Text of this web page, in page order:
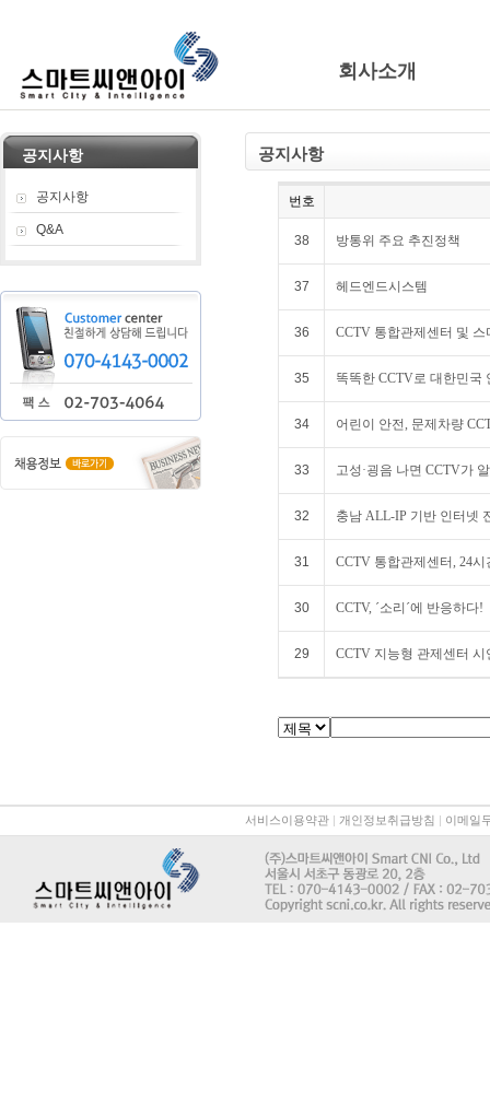
회사소개
공지사항
공지사항
Q&A
공지사항
번호
38 방통위 주요 추진정책
37 헤드엔드시스템
36 CCTV 통합관제센터 및
35 똑똑한 CCTV로 대한민국
34 어린이 안전, 문제차량
33 고성·굉음 나면 CCTV가
32 충남 ALL-IP 기반 인터넷
31 CCTV 통합관제센터, 24
30 CCTV, ´소리´에 반응하다!
29 CCTV 지능형 관제센터 시
서비스이용약관 | 개인정보취급방침 | 이메일